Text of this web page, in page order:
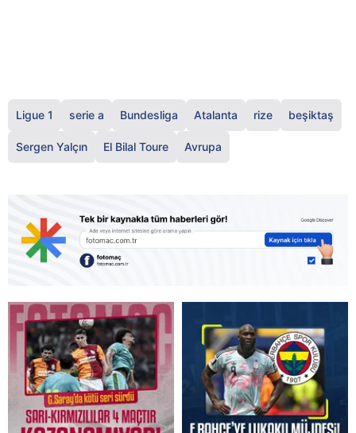
Ligue 1 serie a Bundesliga Atalanta rize beşiktaş
Sergen Yalçın El Bilal Toure Avrupa